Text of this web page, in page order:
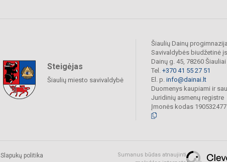
Steigėjas
Šiaulių miesto savivaldybė
Šiaulių Dainų progimnazija
Savivaldybės biudžetinė
Dainų g. 45, 78260 Šiauliai
Tel. +370 41 55 27 51
El. p. info@dainai.lt
Duomenys kaupiami ir
Juridinių asmenų registre
Įmonės kodas 190532477
Slapukų politika
Sumanus būdas atnaujinti